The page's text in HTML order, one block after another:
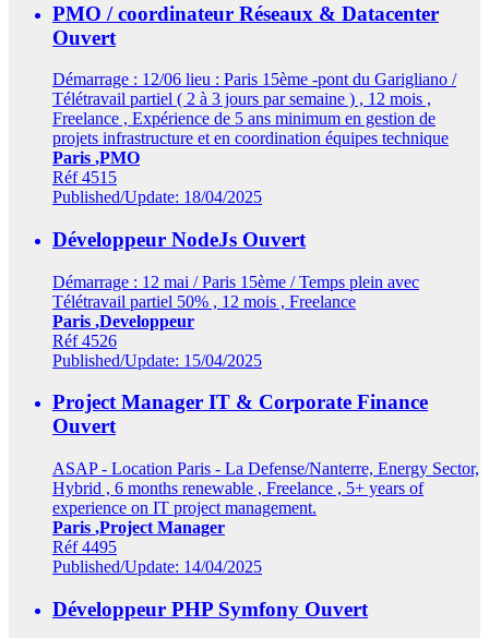
PMO / coordinateur Réseaux & Datacenter
Ouvert
Démarrage : 12/06 lieu : Paris 15ème -pont du Garigliano /
Télétravail partiel ( 2 à 3 jours par semaine ) , 12 mois ,
Freelance , Expérience de 5 ans minimum en gestion de
projets infrastructure et en coordination équipes technique
Paris ,PMO
Réf 4515
Published/Update: 18/04/2025
Développeur NodeJs Ouvert
Démarrage : 12 mai / Paris 15ème / Temps plein avec
Télétravail partiel 50% , 12 mois , Freelance
Paris ,Developpeur
Réf 4526
Published/Update: 15/04/2025
Project Manager IT & Corporate Finance
Ouvert
ASAP - Location Paris - La Defense/Nanterre, Energy Sector,
Hybrid , 6 months renewable , Freelance , 5+ years of
experience on IT project management.
Paris ,Project Manager
Réf 4495
Published/Update: 14/04/2025
Développeur PHP Symfony Ouvert